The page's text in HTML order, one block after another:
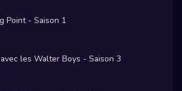
Point - Saison 1
les Walter Boys - Saison 3